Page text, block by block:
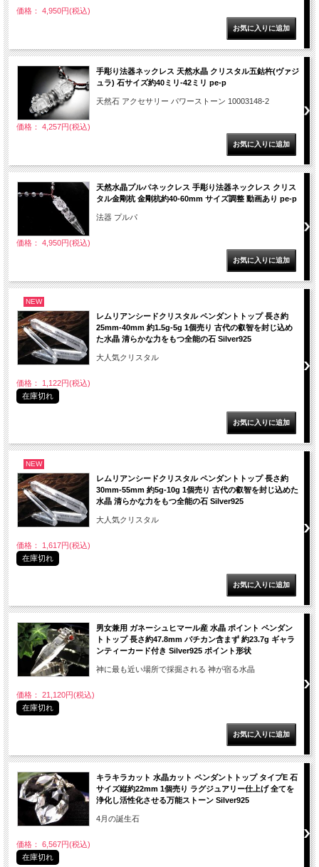
価格： 4,950円(税込)
手彫り法器ネックレス 天然水晶 クリスタル五鈷杵(ヴァジ
ュラ) 石サイズ約40ミリ-42ミリ pe-p
天然石 アクセサリー パワーストーン 10003148-2
価格： 4,257円(税込)
天然水晶プルパネックレス 手彫り法器ネックレス クリス
タル金剛杭 金剛杭約40-60mm サイズ調整 動画あり pe-p
法器 プルパ
価格： 4,950円(税込)
NEW
レムリアンシードクリスタル ペンダントトップ 長さ約
25mm-40mm 約1.5g-5g 1個売り 古代の叡智を封じ込め
た水晶 清らかな力をもつ全能の石 Silver925
大人気クリスタル
価格： 1,122円(税込)
在庫切れ
NEW
レムリアンシードクリスタル ペンダントトップ 長さ約
30mm-55mm 約5g-10g 1個売り 古代の叡智を封じ込めた
水晶 清らかな力をもつ全能の石 Silver925
大人気クリスタル
価格： 1,617円(税込)
在庫切れ
男女兼用 ガネーシュヒマール産 水晶 ポイント ペンダン
トトップ 長さ約47.8mm バチカン含まず 約23.7g ギャラ
ンティーカード付き Silver925 ポイント形状
神に最も近い場所で採掘される 神が宿る水晶
価格： 21,120円(税込)
在庫切れ
キラキラカット 水晶カット ペンダントトップ タイプE 石
サイズ縦約22mm 1個売り ラグジュアリー仕上げ 全てを
浄化し活性化させる万能ストーン Silver925
4月の誕生石
価格： 6,567円(税込)
在庫切れ